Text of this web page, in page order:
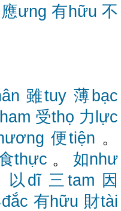
應ưng 有hữu 不
雖tuy 薄bạc
受thọ 力lực
便tiện 。
thực 。 如như
以dĩ 三tam 因
有hữu 財tài